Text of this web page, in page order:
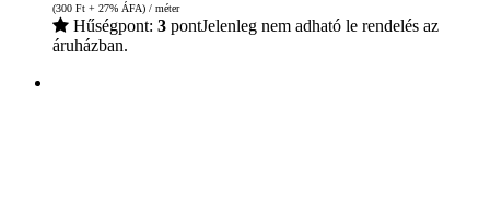
(300 Ft + 27% ÁFA) / méter
Hűségpont: 3 pontJelenleg nem adható le rendelés az
áruházban.